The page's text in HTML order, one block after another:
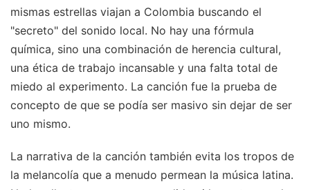
mismas estrellas viajan a Colombia buscando el
"secreto" del sonido local. No hay una fórmula
química, sino una combinación de herencia cultural,
una ética de trabajo incansable y una falta total de
miedo al experimento. La canción fue la prueba de
concepto de que se podía ser masivo sin dejar de ser
uno mismo.
La narrativa de la canción también evita los tropos de
la melancolía que a menudo permean la música latina.